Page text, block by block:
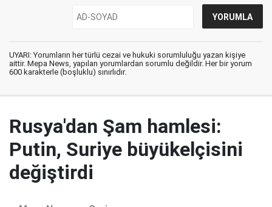
UYARI: Yorumların her türlü cezai ve hukuki sorumluluğu yazan kişiye
aittir. Mepa News, yapılan yorumlardan sorumlu değildir. Her bir yorum
600 karakterle (boşluklu) sınırlıdır.
Rusya'dan Şam hamlesi:
Putin, Suriye büyükelçisini
değiştirdi